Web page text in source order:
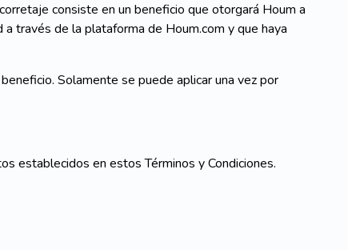
consiste en un beneficio que otorgará Houm a
través de la plataforma de Houm.com y que haya
Solamente se puede aplicar una vez por
establecidos en estos Términos y Condiciones.